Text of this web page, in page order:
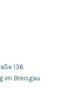
136
im Breisgau